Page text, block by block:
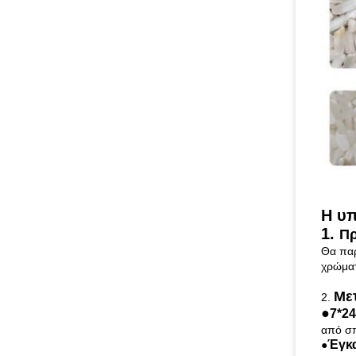
Η
1.
Θα
2.
●
από
●